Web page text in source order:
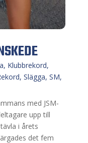
, Klubbrekord,
, Slägga, SM,
med JSM-
upp till
i årets
det fem